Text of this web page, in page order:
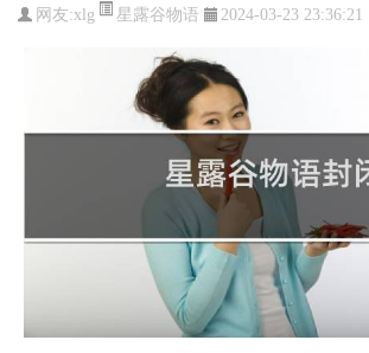
网友:xlg 星露谷物语 2024-03-23 23:36:21